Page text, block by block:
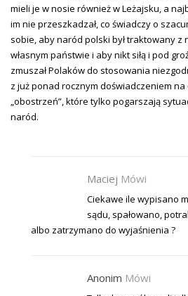
mieli je w nosie również w Leżajsku, a
im nie przeszkadzał, co świadczy o
sobie, aby naród polski był traktowany z
własnym państwie i aby nikt siłą i pod
zmuszał Polaków do stosowania
z już ponad rocznym doświadczeniem na
„obostrzeń”, które tylko pogarszają
naród.
Maciej Mówi
Ciekawe ile wypisano
sądu, spałowano,
albo zatrzymano do wyjaśnienia ?
Anonim Mówi